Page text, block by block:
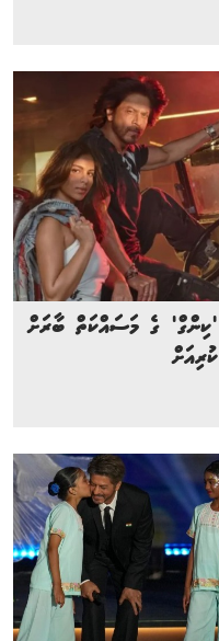
'ކިންގް' ގެ މަސައްކަތް ބާރަށް
ކުރިއަށް